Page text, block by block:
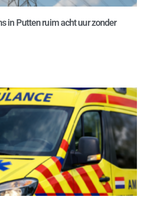
in Putten ruim acht uur zonder